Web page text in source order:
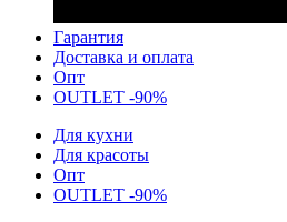
Гарантия
Доставка и оплата
Опт
OUTLET -90%
Для кухни
Для красоты
Опт
OUTLET -90%